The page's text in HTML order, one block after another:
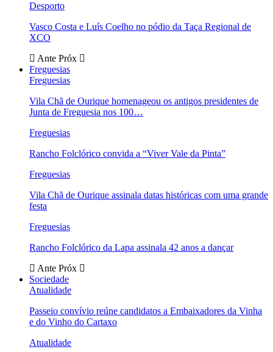
Desporto
Vasco Costa e Luís Coelho no pódio da Taça Regional de
XCO
Ante Próx
Freguesias
Freguesias
Vila Chã de Ourique homenageou os antigos presidentes de
Junta de Freguesia nos 100…
Freguesias
Rancho Folclórico convida a “Viver Vale da Pinta”
Freguesias
Vila Chã de Ourique assinala datas históricas com uma grande
festa
Freguesias
Rancho Folclórico da Lapa assinala 42 anos a dançar
Ante Próx
Sociedade
Atualidade
Passeio convívio reúne candidatos a Embaixadores da Vinha
e do Vinho do Cartaxo
Atualidade